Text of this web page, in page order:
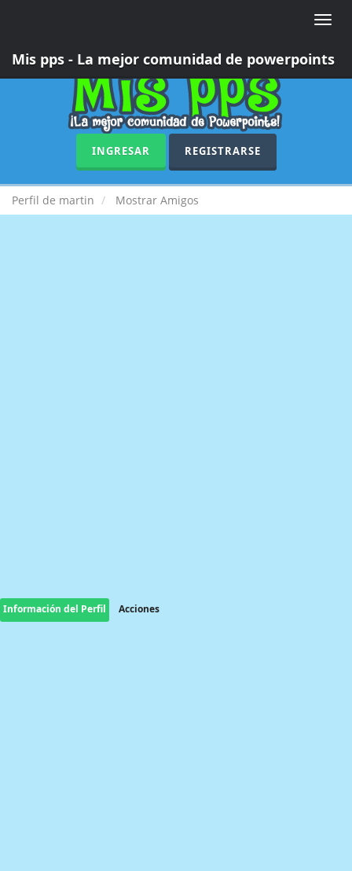
Toggle
Mis pps - La mejor comunidad de powerpoints
INGRESAR REGISTRARSE
Perfil de martin Mostrar Amigos
Información del Perfil Acciones